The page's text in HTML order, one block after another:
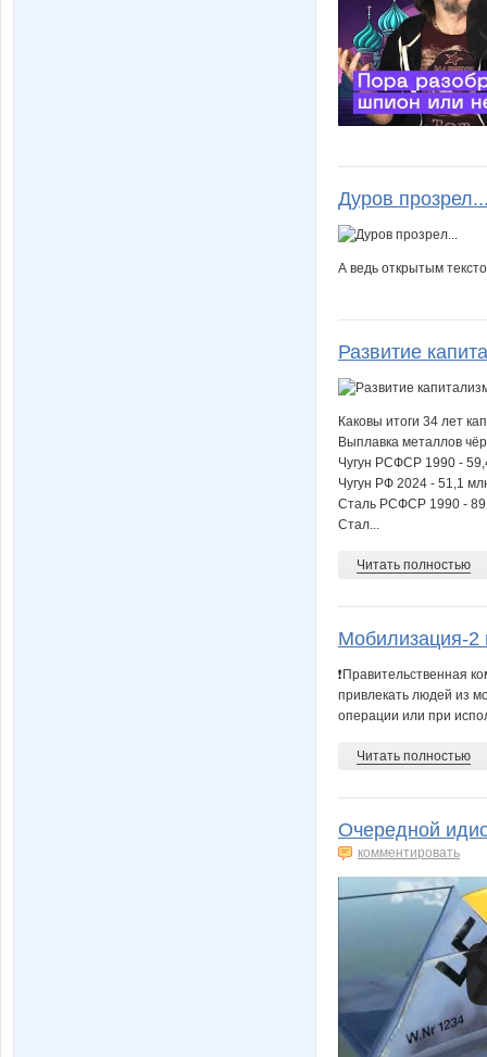
Дуров
А ведь открытым
Развитие
Каковы итоги 34 лет
Выплавка металлов
Чугун РСФСР 1990 -
Чугун РФ 2024 - 51,1
Сталь РСФСР 1990 -
Стал...
Читать полностью
Мобилизация-
❗️Правительственная
привлекать людей из
операции или при
Читать полностью
Очередной
комментировать